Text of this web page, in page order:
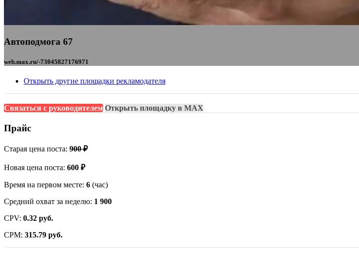
Автоподмога 67
web.max.ru/-73045827176971
Открыть другие площадки рекламодателя
Связаться с руководителем Открыть площадку в MAX
Прайс
Старая цена поста: 900 ₽
Новая цена поста: 600 ₽
Время на первом месте: 6 (час)
Средний охват за неделю: 1 900
CPV: 0.32 руб.
CPM: 315.79 руб.